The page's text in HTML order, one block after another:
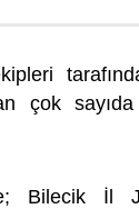
çok
Bilecik İl